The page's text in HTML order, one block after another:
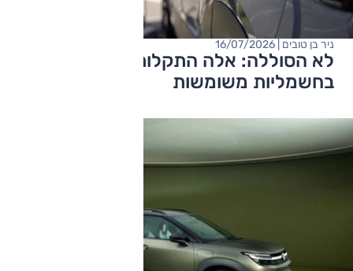
לא הסוללה: אלה התקלות הנפוצות
בחשמליות משומשות
ניר בן טובים | 16/07/2026